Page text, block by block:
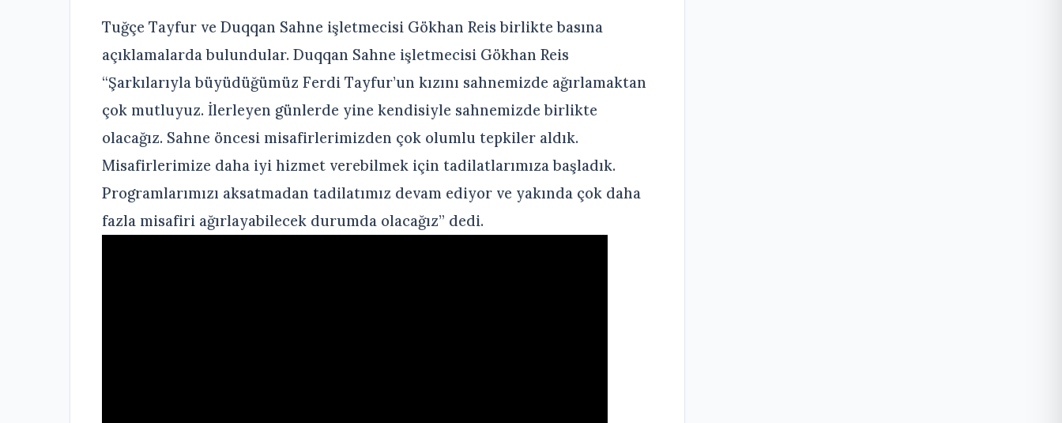
Tuğçe Tayfur ve Duqqan Sahne işletmecisi Gökhan Reis birlikte basına
açıklamalarda bulundular. Duqqan Sahne işletmecisi Gökhan Reis
“Şarkılarıyla büyüdüğümüz Ferdi Tayfur’un kızını sahnemizde ağırlamaktan
çok mutluyuz. İlerleyen günlerde yine kendisiyle sahnemizde birlikte
olacağız. Sahne öncesi misafirlerimizden çok olumlu tepkiler aldık.
Misafirlerimize daha iyi hizmet verebilmek için tadilatlarımıza başladık.
Programlarımızı aksatmadan tadilatımız devam ediyor ve yakında çok daha
fazla misafiri ağırlayabilecek durumda olacağız” dedi.